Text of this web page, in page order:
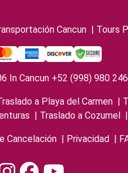
Cancun | Tours
In Cancun +52 (998) 980
a Playa del Carmen |
| Traslado a Cozumel |
Cancelación | Privacidad |